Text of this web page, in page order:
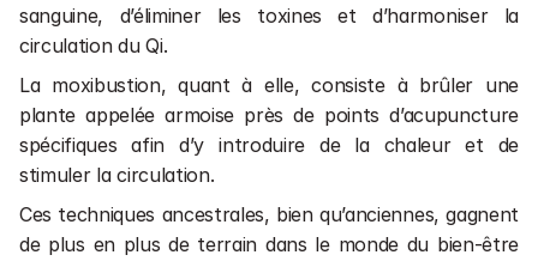
sanguine, d’éliminer les toxines et d’harmoniser la
circulation du Qi.
La moxibustion, quant à elle, consiste à brûler une
plante appelée armoise près de points d’acupuncture
spécifiques afin d’y introduire de la chaleur et de
stimuler la circulation.
Ces techniques ancestrales, bien qu’anciennes, gagnent
de plus en plus de terrain dans le monde du bien-être